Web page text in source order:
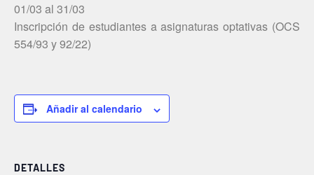
01/03 al 31/03
Inscripción de estudiantes a asignaturas optativas (OCS
554/93 y 92/22)
Añadir al calendario
DETALLES